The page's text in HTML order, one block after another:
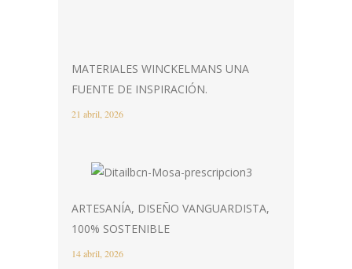
MATERIALES WINCKELMANS UNA
FUENTE DE INSPIRACIÓN.
21 abril, 2026
ARTESANÍA, DISEÑO VANGUARDISTA,
100% SOSTENIBLE
14 abril, 2026